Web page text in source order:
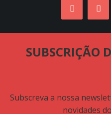
Facebook
SUBSCRIÇÃO
Subscreva a nossa
novidades